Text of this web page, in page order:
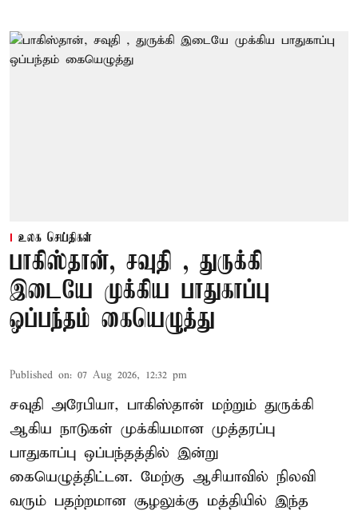
உலக செய்திகள்
பாகிஸ்தான், சவுதி , துருக்கி
இடையே முக்கிய பாதுகாப்பு
ஒப்பந்தம் கையெழுத்து
Published on: 07 Aug 2026, 12:32 pm
சவுதி அரேபியா, பாகிஸ்தான் மற்றும் துருக்கி
ஆகிய நாடுகள் முக்கியமான முத்தரப்பு
பாதுகாப்பு ஒப்பந்தத்தில் இன்று
கையெழுத்திட்டன. மேற்கு ஆசியாவில் நிலவி
வரும் பதற்றமான சூழலுக்கு மத்தியில் இந்த